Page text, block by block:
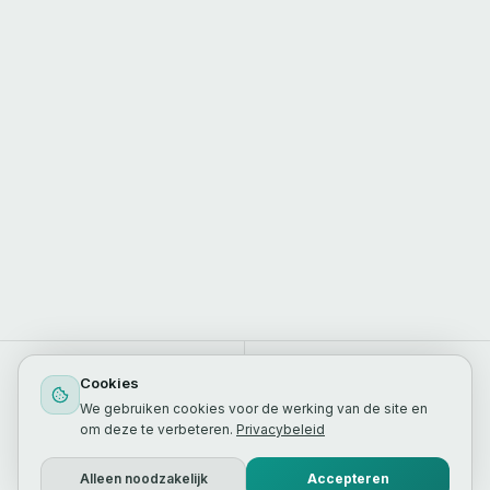
10M+
VIEWS GEGENEREERD GEM. ENGAGEMENT BOOST
30 dgn
Cookies
We gebruiken cookies voor de werking van de site en
om deze te verbeteren. Privacybeleid
Alleen noodzakelijk Accepteren